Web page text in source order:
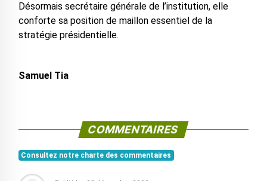
Désormais secrétaire générale de l’institution, elle
conforte sa position de maillon essentiel de la
stratégie présidentielle.
Samuel Tia
COMMENTAIRES
Consultez notre charte des commentaires